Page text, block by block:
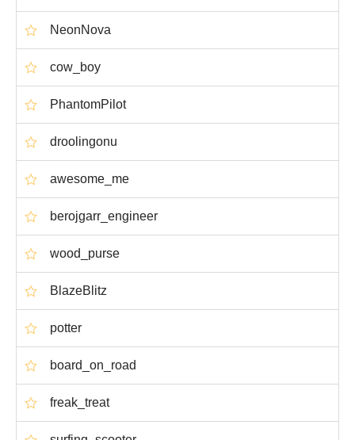
NeonNova
cow_boy
PhantomPilot
droolingonu
awesome_me
berojgarr_engineer
wood_purse
BlazeBlitz
potter
board_on_road
freak_treat